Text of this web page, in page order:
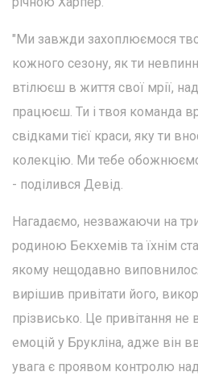
"Ми завжди захоплюємося
кожного сезону, як ти
втілюєш в життя свої мрії,
працюєш. Ти і твоя команда
свідками тієї краси, яку ти
колекцію. Ми тебе
- поділився Девід.
Нагадаємо, незважаючи на
родиною Бекхемів та їхнім
якому нещодавно
вирішив привітати його,
прізвисько. Це привітання
емоцій у Брукліна, адже він
увага є проявом контролю